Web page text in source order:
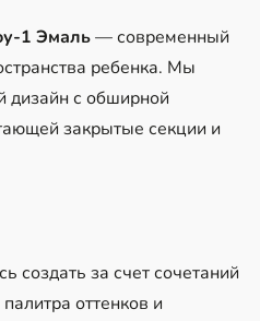
1 Эмаль— современный
ребенка. Мы
дизайн с обширной
закрытые секции и
создать за счет сочетаний
оттенков и